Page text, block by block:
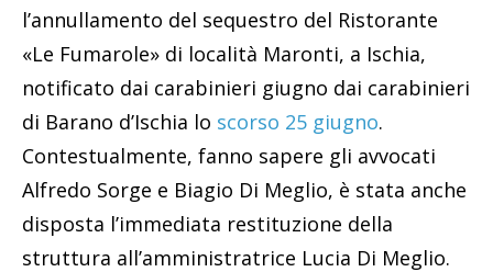
l’annullamento del sequestro del Ristorante
«Le Fumarole» di località Maronti, a Ischia,
notificato dai carabinieri giugno dai carabinieri
di Barano d’Ischia lo scorso 25 giugno.
Contestualmente, fanno sapere gli avvocati
Alfredo Sorge e Biagio Di Meglio, è stata anche
disposta l’immediata restituzione della
struttura all’amministratrice Lucia Di Meglio.